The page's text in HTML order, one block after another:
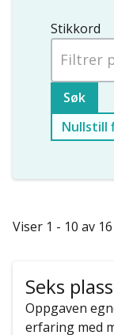
Stikkord
Nullstill
Viser 1 - 10 av 16
Seks
Oppgaven
erfaring med